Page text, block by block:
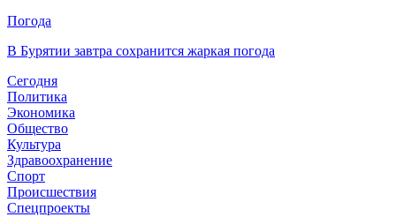
Погода
В Бурятии завтра сохранится жаркая погода
Сегодня
Политика
Экономика
Общество
Культура
Здравоохранение
Спорт
Происшествия
Спецпроекты